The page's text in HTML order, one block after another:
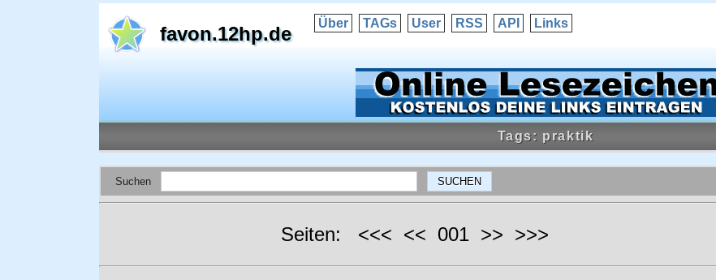
favon.12hp.de Über TAGs User RSS API Links
Tags: praktik
Suchen
Seiten: <<< << 001 >> >>>